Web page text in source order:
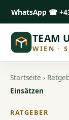
WhatsApp ☎
TEAM
WIEN ·
Startseite ›
Einsätzen
RATGEBER